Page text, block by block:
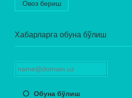
Овоз бериш
Хабарларга обуна бўлиш
Обуна бўлиш